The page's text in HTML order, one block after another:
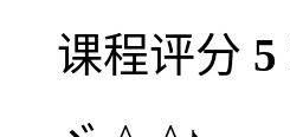
课程评分 5